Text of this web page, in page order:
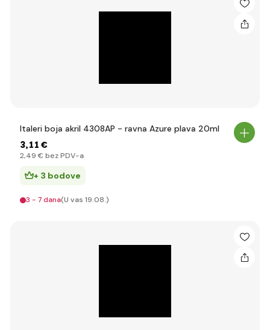
Italeri boja akril 4308AP - ravna Azure plava 20ml
3,11 €
2,49 € bez PDV-a
+ 3 bodove
3 - 7 dana(U vas 19.08.)